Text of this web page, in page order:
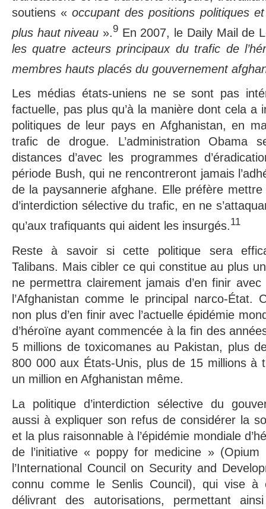
soutiens «occupant des positions politiques
plus haut niveau ».9 En 2007, le Daily Mail de
les quatre acteurs principaux du trafic de
membres hauts placés du gouvernement
Les médias états-uniens ne se sont pas
factuelle, pas plus qu’à la manière dont cela a
politiques de leur pays en Afghanistan, en
trafic de drogue. L’administration Obama
distances d’avec les programmes
période Bush, qui ne rencontreront jamais
de la paysannerie afghane. Elle préfère
d’interdiction sélective du trafic, en ne
qu’aux trafiquants qui aident les insurgés.11
Reste à savoir si cette politique sera
Talibans. Mais cibler ce qui constitue au plus
ne permettra clairement jamais d’en finir
l’Afghanistan comme le principal narco-État.
non plus d’en finir avec l’actuelle épidémie
d’héroïne ayant commencée à la fin des
5 millions de toxicomanes au Pakistan, plus
800 000 aux États-Unis, plus de 15 millions à
un million en Afghanistan même.
La politique d’interdiction sélective du
aussi à expliquer son refus de considérer la
et la plus raisonnable à l’épidémie mondiale
de l’initiative « poppy for medicine »
l’International Council on Security and
connu comme le Senlis Council), qui vise à
délivrant des autorisations, permettant